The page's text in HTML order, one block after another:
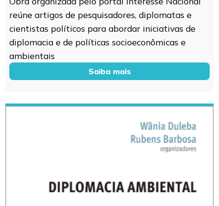
reúne artigos de pesquisadores, diplomatas e
cientistas políticos para abordar iniciativas de
diplomacia e de políticas socioeconômicas e
ambientais
Saiba mais